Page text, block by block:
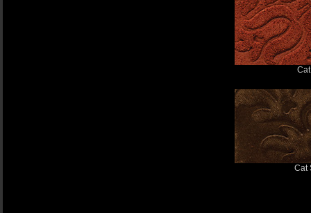
Cat